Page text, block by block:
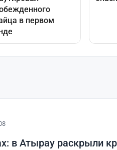
в Атырау раскрыли